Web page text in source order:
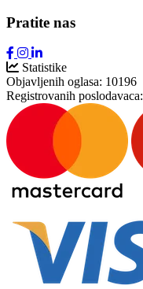
Pratite nas
Statistike
Objavljenih oglasa: 10196
Registrovanih poslodavaca: